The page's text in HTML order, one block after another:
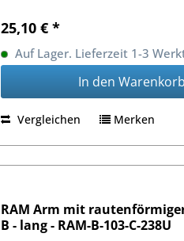
25,10 € *
Auf Lager. Lieferzeit 1-3
In den Warenkorb
Vergleichen Merken
RAM Arm mit
B - lang - RAM-B-103-C-238U